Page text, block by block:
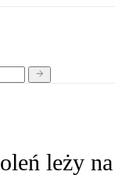
leży